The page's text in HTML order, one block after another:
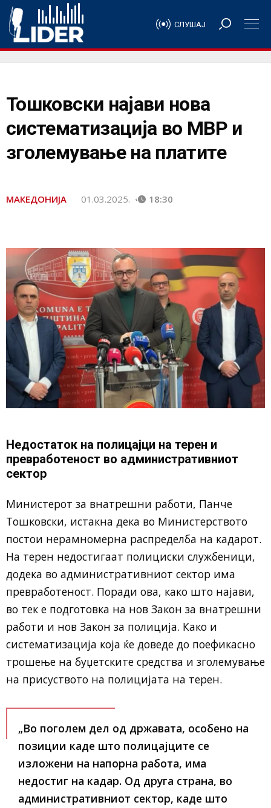
СЛУШАЈ
Тошковски најави нова
систематизација во МВР и
зголемување на платите
МАКЕДОНИЈА 01.03.2025. 18:30
Недостаток на полицајци на терен и
превработеност во административниот
сектор
Министерот за внатрешни работи, Панче
Тошковски, истакна дека во Министерството
постои нерамномерна распределба на кадарот.
На терен недостигаат полициски службеници,
додека во административниот сектор има
превработеност. Поради ова, како што најави,
во тек е подготовка на нов Закон за внатрешни
работи и нов Закон за полиција. Како и
систематизација која ќе доведе до поефикасно
трошење на буџетските средства и зголемување
на присуството на полицијата на терен.
„Во поголем дел од државата, особено на
позиции каде што полицајците се
изложени на напорна работа, има
недостиг на кадар. Од друга страна, во
административниот сектор, каде што